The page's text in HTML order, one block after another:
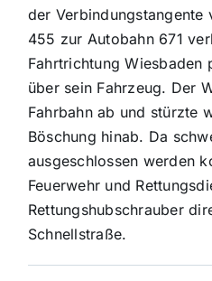
Mein Stadtteil
Galerie
Verkehrsmeldungen
Polizeimeldungen
Themen und Termine
der Verbindungstangente
455 zur Autobahn 671
Fahrtrichtung
über sein Fahrzeug. Der
Fahrbahn ab und stürzte
Böschung hinab. Da
ausgeschlossen werden
Feuerwehr und
Rettungshubschrauber
Schnellstraße.